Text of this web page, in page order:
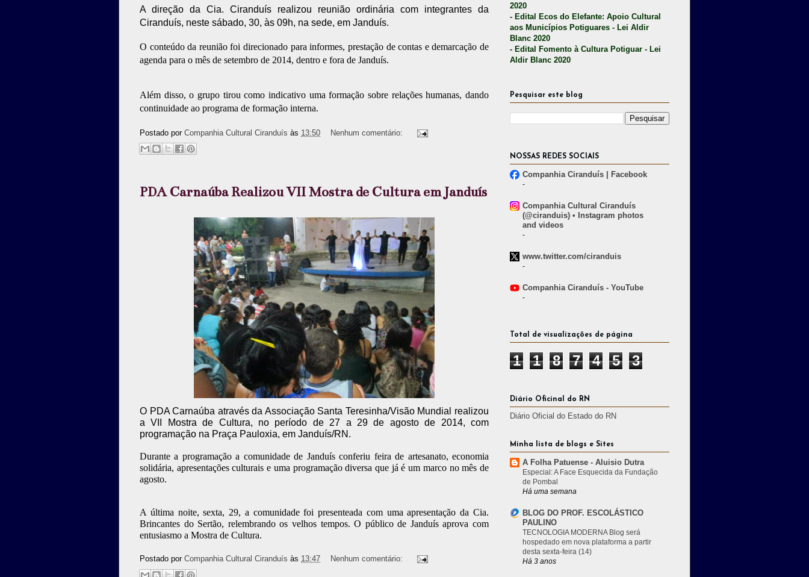
A direção da Cia. Ciranduís realizou reunião ordinária com integrantes da
Ciranduís, neste sábado, 30, às 09h, na sede, em Janduís.
O conteúdo da reunião foi direcionado para informes, prestação de contas e demarcação de
agenda para o mês de setembro de 2014, dentro e fora de Janduís.
Além disso, o grupo tirou como indicativo uma formação sobre relações humanas, dando
continuidade ao programa de formação interna.
Postado por Companhia Cultural Ciranduís às 13:50 Nenhum comentário:
PDA Carnaúba Realizou VII Mostra de Cultura em Janduís
O PDA Carnaúba através da Associação Santa Teresinha/Visão Mundial realizou
a VII Mostra de Cultura, no período de 27 a 29 de agosto de 2014, com
programação na Praça Pauloxia, em Janduís/RN.
Durante a programação a comunidade de Janduís conferiu feira de artesanato, economia
solidária, apresentações culturais e uma programação diversa que já é um marco no mês de
agosto.
A última noite, sexta, 29, a comunidade foi presenteada com uma apresentação da Cia.
Brincantes do Sertão, relembrando os velhos tempos. O público de Janduís aprova com
entusiasmo a Mostra de Cultura.
Postado por Companhia Cultural Ciranduís às 13:47 Nenhum comentário:
2020
- Edital Ecos do Elefante: Apoio Cultural
aos Municípios Potiguares - Lei Aldir
Blanc 2020
- Edital Fomento à Cultura Potiguar - Lei
Aldir Blanc 2020
Pesquisar este blog
NOSSAS REDES SOCIAIS
Companhia Ciranduís | Facebook
-
Companhia Cultural Ciranduís
(@ciranduis) • Instagram photos
and videos
-
www.twitter.com/ciranduis
-
Companhia Ciranduís - YouTube
-
Total de visualizações de página
1 1 8 7 4 5 3
Diário Oficinal do RN
Diário Oficial do Estado do RN
Minha lista de blogs e Sites
A Folha Patuense - Aluisio Dutra
Especial: A Face Esquecida da Fundação
de Pombal
Há uma semana
BLOG DO PROF. ESCOLÁSTICO
PAULINO
TECNOLOGIA MODERNA Blog será
hospedado em nova plataforma a partir
desta sexta-feira (14)
Há 3 anos